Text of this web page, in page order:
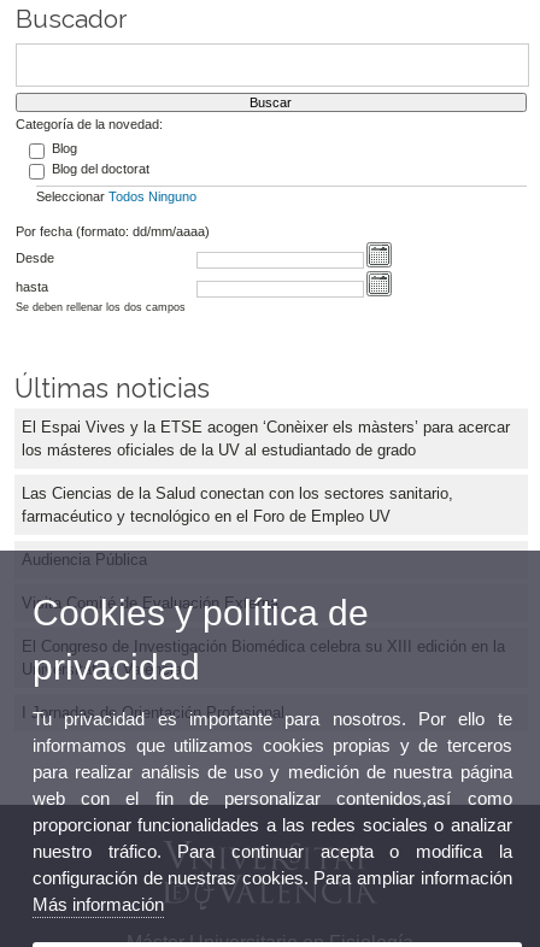
Buscador
Categoría de la novedad:
Blog
Blog del doctorat
Seleccionar Todos Ninguno
Por fecha (formato: dd/mm/aaaa)
Desde
hasta
Se deben rellenar los dos campos
Últimas noticias
El Espai Vives y la ETSE acogen ‘Conèixer els màsters’ para acercar
los másteres oficiales de la UV al estudiantado de grado
Las Ciencias de la Salud conectan con los sectores sanitario,
farmacéutico y tecnológico en el Foro de Empleo UV
Audiencia Pública
Visita Comité de Evaluación Externa
El Congreso de Investigación Biomédica celebra su XIII edición en la
Universitat de València
I Jornadas de Orientación Profesional
Máster Universitario en Fisiología
Cookies y política de
privacidad
Tu privacidad es importante para nosotros. Por ello te
informamos que utilizamos cookies propias y de terceros
para realizar análisis de uso y medición de nuestra página
web con el fin de personalizar contenidos,así como
proporcionar funcionalidades a las redes sociales o analizar
nuestro tráfico. Para continuar acepta o modifica la
configuración de nuestras cookies. Para ampliar información
Más información